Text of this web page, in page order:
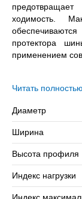
ходимость.
обеспечиваются
протектора
применением
бескамерная
Сомневаетесь
подходящий
Читать полностью
Диаметр
Ширина
Высота профиля
Индекс нагрузки